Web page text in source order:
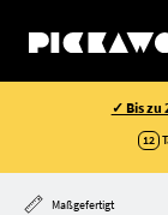
✓ Bis zu
12
Maßgefertigt